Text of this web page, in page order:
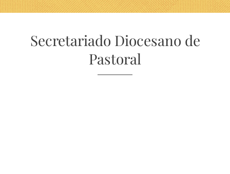
Secretariado Diocesano de
Pastoral